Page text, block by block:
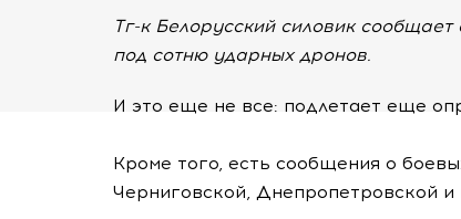
Тг-к Белорусский силовик
под сотню ударных дронов.
И это еще не все: подлетает еще
Кроме того, есть сообщения о
Черниговской, Днепропетровской и